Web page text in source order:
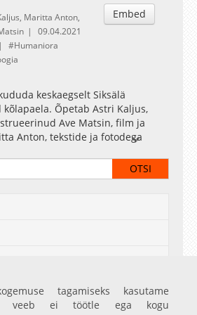
Embed
Maritta Anton,
09.04.2021
Humaniora
keskaegselt Siksälä
Õpetab Astri Kaljus,
Ave Matsin, film ja
Anton, tekstide ja fotodega
tagamiseks kasutame
veeb ei töötle ega kogu